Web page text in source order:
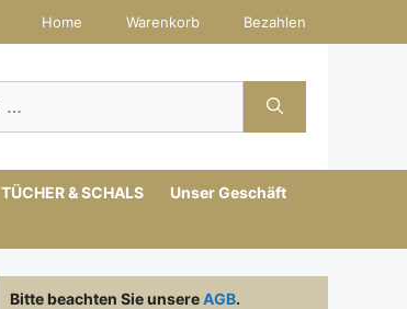
Home Warenkorb Bezahlen
TÜCHER & SCHALS Unser Geschäft
Bitte beachten Sie unsereAGB.